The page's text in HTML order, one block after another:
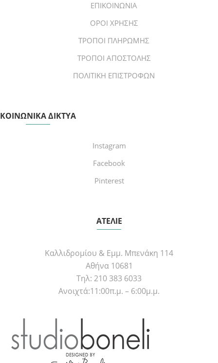
ΕΠΙΚΟΙΝΩΝΙΑ
ΟΡΟΙ ΧΡΗΣΗΣ
ΤΡΟΠΟΙ ΠΛΗΡΩΜΗΣ
ΤΡΟΠΟΙ ΑΠΟΣΤΟΛΗΣ
ΠΟΛΙΤΙΚΗ ΕΠΙΣΤΡΟΦΩΝ
ΚΟΙΝΩΝΙΚΑ ΔΙΚΤΥΑ
Instagram
Facebook
Pinterest
ΑΤΕΛΙΕ
Καλλιδρομίου & Εμμ. Μπενάκη 114
Αθήνα 10681
Τηλ: 210 383 6033
Ανοιχτά:11:00π.μ. – 6:00μ.μ.